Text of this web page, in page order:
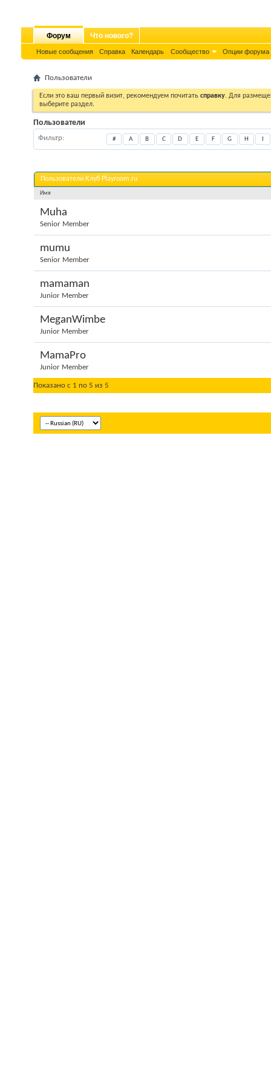
Форум
Новые сообщения Справка Календарь Сообщество Опции форума
Что нового?
Пользователи
Если это ваш первый визит, рекомендуем почитать справку. Для
выберите раздел.
Пользователи
Фильтр # A B C D E F G H
Пользователи Клуб Playroom.ru
Имя
Muha
Senior Member
mumu
Senior Member
mamaman
Junior Member
MeganWimbe
Junior Member
MamaPro
Junior Member
Показано с 1 по 5 из 5